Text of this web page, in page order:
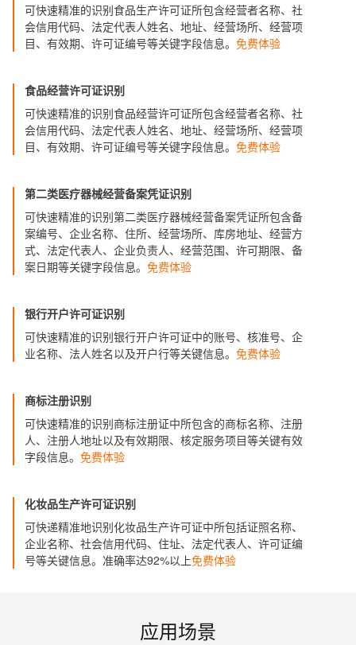
可快速精准的识别食品生产许可证所包含经营者名称、社
会信用代码、法定代表人姓名、地址、经营场所、经营项
目、有效期、许可证编号等关键字段信息。免费体验
食品经营许可证识别
可快速精准的识别食品经营许可证所包含经营者名称、社
会信用代码、法定代表人姓名、地址、经营场所、经营项
目、有效期、许可证编号等关键字段信息。免费体验
第二类医疗器械经营备案凭证识别
可快速精准的识别第二类医疗器械经营备案凭证所包含备
案编号、企业名称、住所、经营场所、库房地址、经营方
式、法定代表人、企业负责人、经营范围、许可期限、备
案日期等关键字段信息。免费体验
银行开户许可证识别
可快速精准的识别银行开户许可证中的账号、核准号、企
业名称、法人姓名以及开户行等关键信息。免费体验
商标注册识别
可快速精准的识别商标注册证中所包含的商标名称、注册
人、注册人地址以及有效期限、核定服务项目等关键有效
字段信息。免费体验
化妆品生产许可证识别
可快递精准地识别化妆品生产许可证中所包括证照名称、
企业名称、社会信用代码、住址、法定代表人、许可证编
号等关键信息。准确率达92%以上免费体验
应用场景